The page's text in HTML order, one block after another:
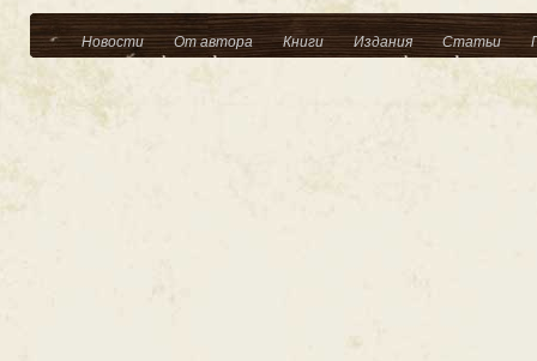
Новости От автора Книги Издания Статьи